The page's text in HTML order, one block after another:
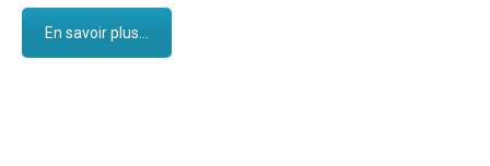
En savoir plus...